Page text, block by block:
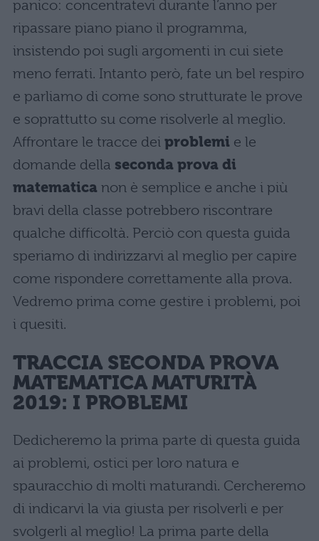
panico: concentratevi durante l’anno per
ripassare piano piano il programma,
insistendo poi sugli argomenti in cui siete
meno ferrati. Intanto però, fate un bel respiro
e parliamo di come sono strutturate le prove
e soprattutto su come risolverle al meglio.
Affrontare le tracce dei problemi e le
domande della seconda prova di
matematica non è semplice e anche i più
bravi della classe potrebbero riscontrare
qualche difficoltà. Perciò con questa guida
speriamo di indirizzarvi al meglio per capire
come rispondere correttamente alla prova.
Vedremo prima come gestire i problemi, poi
i quesiti.
TRACCIA SECONDA PROVA
MATEMATICA MATURITÀ
2019: I PROBLEMI
Dedicheremo la prima parte di questa guida
ai problemi, ostici per loro natura e
spauracchio di molti maturandi. Cercheremo
di indicarvi la via giusta per risolverli e per
svolgerli al meglio! La prima parte della